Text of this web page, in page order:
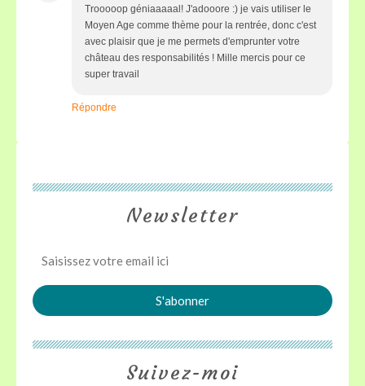
Trooooop géniaaaaal! J'adooore :) je vais utiliser le
Moyen Age comme thème pour la rentrée, donc c'est
avec plaisir que je me permets d'emprunter votre
château des responsabilités ! Mille mercis pour ce
super travail
Répondre
Newsletter
Suivez-moi